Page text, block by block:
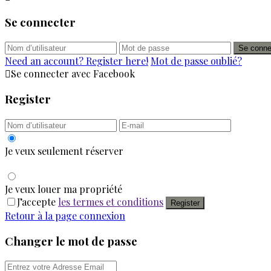
Se connecter
Se
Need an account? Register here! Mot de passe oublié?
Se connecter avec Facebook
Register
Je veux seulement réserver
Je veux louer ma propriété
J’accepte les termes et conditions Register
Retour à la page connexion
Changer le mot de passe